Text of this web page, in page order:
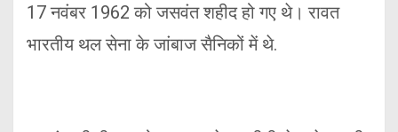
17 नवंबर 1962 को जसवंत शहीद हो गए थे। रावत
भारतीय थल सेना के जांबाज सैनिकों में थे.